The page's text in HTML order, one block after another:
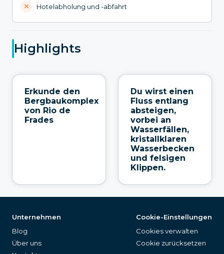
Hotelabholung und -abfahrt
Highlights
Erkunde den
Bergbaukomplex
von Rio de
Frades
Du wirst einen
Fluss entlang
absteigen,
vorbei an
Wasserfällen,
kristallklaren
Wasserbecken
und felsigen
Klippen.
Unternehmen
Blog
Über uns
Cookie-Einstellungen
Cookies verwalten
Cookie zurücksetzen